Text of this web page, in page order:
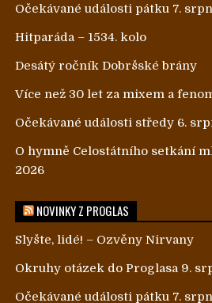
Očekávané události pátku 7.
Hitparáda – 1534. kolo
Desátý ročník Dobršské brány
Více než 30 let za mixem a
Očekávané události středy 6.
O hymně Celostátního setkání
2026
NOVINKY Z PROGLAS
Slyšte, lidé! – Ozvěny Nirvany
Okruhy otázek do Proglasa 9.
Očekávané události pátku 7.